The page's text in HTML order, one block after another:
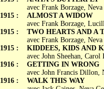
1915 :
1915 :
1915 :
1916 :
1916 :
avec Frank Borzage,
ALMOST A WIDOW
avec Frank Borzage,
TWO HEARTS AND A
avec Frank Borzage,
KIDDEES, KIDS AND
avec John Sheehan,
GETTING IN WRONG
avec John Francis
WALK THIS WAY